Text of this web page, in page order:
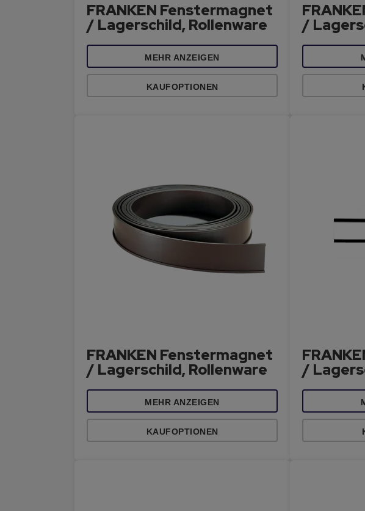
FRANKEN Fenstermagnet
/ Lagerschild, Rollenware
MEHR ANZEIGEN
KAUFOPTIONEN
/
FRANKEN Fenstermagnet
/ Lagerschild, Rollenware
MEHR ANZEIGEN
KAUFOPTIONEN
/